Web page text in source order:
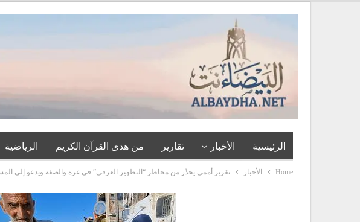
الرئيسية الأخبار تقارير من هدى القرآن الكريم الرياضية
Home الأخبار تقرير أممي يحذّر من مخاطر “التطهير العرقي” في غزة والضفة ويدعو إلى